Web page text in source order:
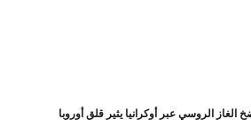
الغاز الروسي عبر أوكرانيا يثير قلق أوروبا